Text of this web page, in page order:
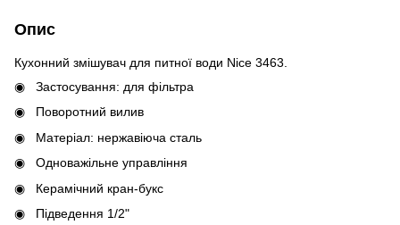
Опис
Кухонний змішувач для питної води Nice 3463.
Застосування: для фільтра
Поворотний вилив
Матеріал: нержавіюча сталь
Одноважільне управління
Керамічний кран-букс
Підведення 1/2"